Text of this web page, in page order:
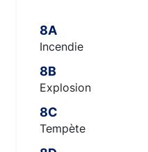
8A
Incendie
8B
Explosion
8C
Tempète